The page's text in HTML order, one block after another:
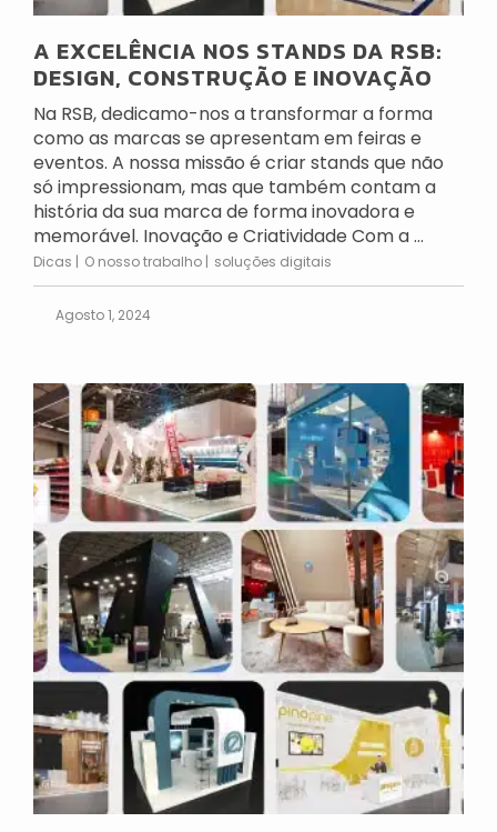
A EXCELÊNCIA NOS STANDS DA RSB:
DESIGN, CONSTRUÇÃO E INOVAÇÃO
Na RSB, dedicamo-nos a transformar a forma
como as marcas se apresentam em feiras e
eventos. A nossa missão é criar stands que não
só impressionam, mas que também contam a
história da sua marca de forma inovadora e
memorável. Inovação e Criatividade Com a ...
Dicas O nosso trabalho soluções digitais
Agosto 1, 2024